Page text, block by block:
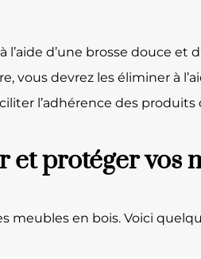
d’une brosse douce et
devrez les éliminer à
l’adhérence des
protéger vos
en bois. Voici